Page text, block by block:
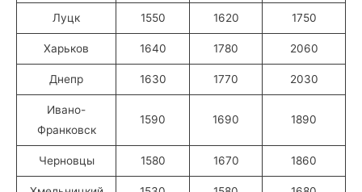
Луцк 1550 1620 1750
Харьков 1640 1780 2060
Днепр 1630 1770 2030
Ивано-
Франковск
1590 1690 1890
Черновцы 1580 1670 1860